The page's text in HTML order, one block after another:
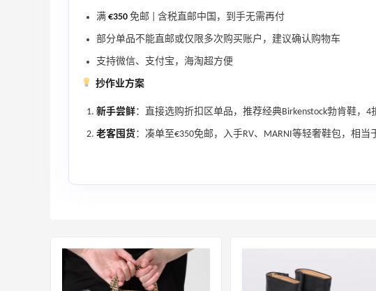
满 €350 免邮 | 含税直邮中国，到手无需再付
部分单品不能直邮或仅限多次购买账户，建议确认购物车
支持微信、支付宝，海淘超方便
抄作业方案
新手尝鲜：直接选购折扣区单品，推荐经典Birkenstock勃肯鞋，4
老客囤货：凑单至€350免邮，入手RV、MARNI等轻奢鞋包，相当
LIU JO ES：意大利小众轻奢品牌！精选服
低至5折
LIU JO ES
LN-CC：限时大促！入手 Ganni、Acne、
西太后等
1个月2天
20天7小时
ERGO Baby
4%返利